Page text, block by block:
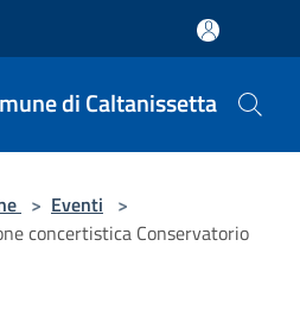
di Caltanissetta
> Eventi >
concertistica Conservatorio